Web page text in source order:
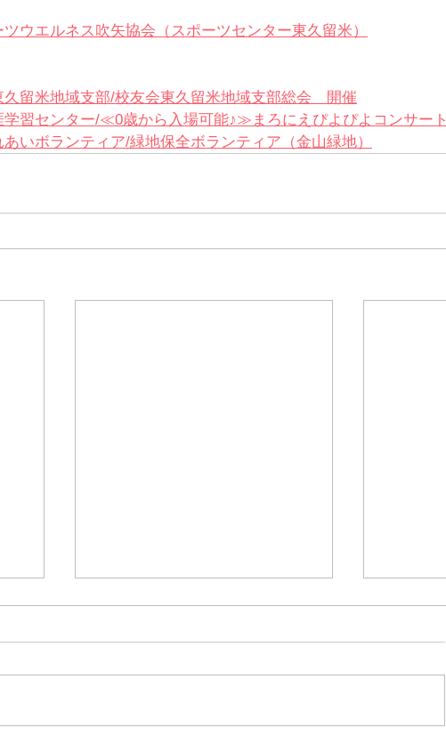
ウエルネス吹矢協会（スポーツセンター東久留米）
留米地域支部/校友会東久留米地域支部総会　開催
習センター/≪0歳から入場可能♪≫まろにえぴよぴよコンサート
いボランティア/緑地保全ボランティア（金山緑地）